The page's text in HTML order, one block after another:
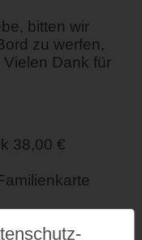
bitten wir
zu werfen,
Dank für
38,00 €